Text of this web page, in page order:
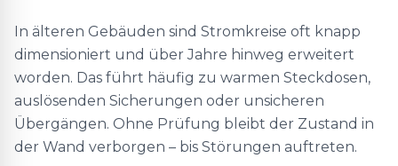
In älteren Gebäuden sind Stromkreise oft knapp
dimensioniert und über Jahre hinweg erweitert
worden. Das führt häufig zu warmen Steckdosen,
auslösenden Sicherungen oder unsicheren
Übergängen. Ohne Prüfung bleibt der Zustand in
der Wand verborgen – bis Störungen auftreten.